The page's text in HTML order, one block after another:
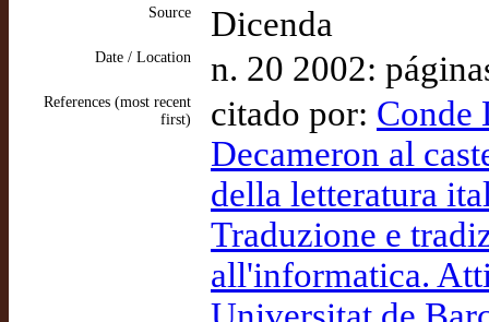
Source Dicenda
Date / Location n. 20 2002:
References (most recent
first)
citado por: Conde
Decameron al
della letteratura
Traduzione e
all'informatica.